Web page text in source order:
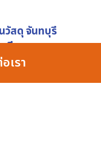
วัสดุ จันทบุรี
รี
เรา